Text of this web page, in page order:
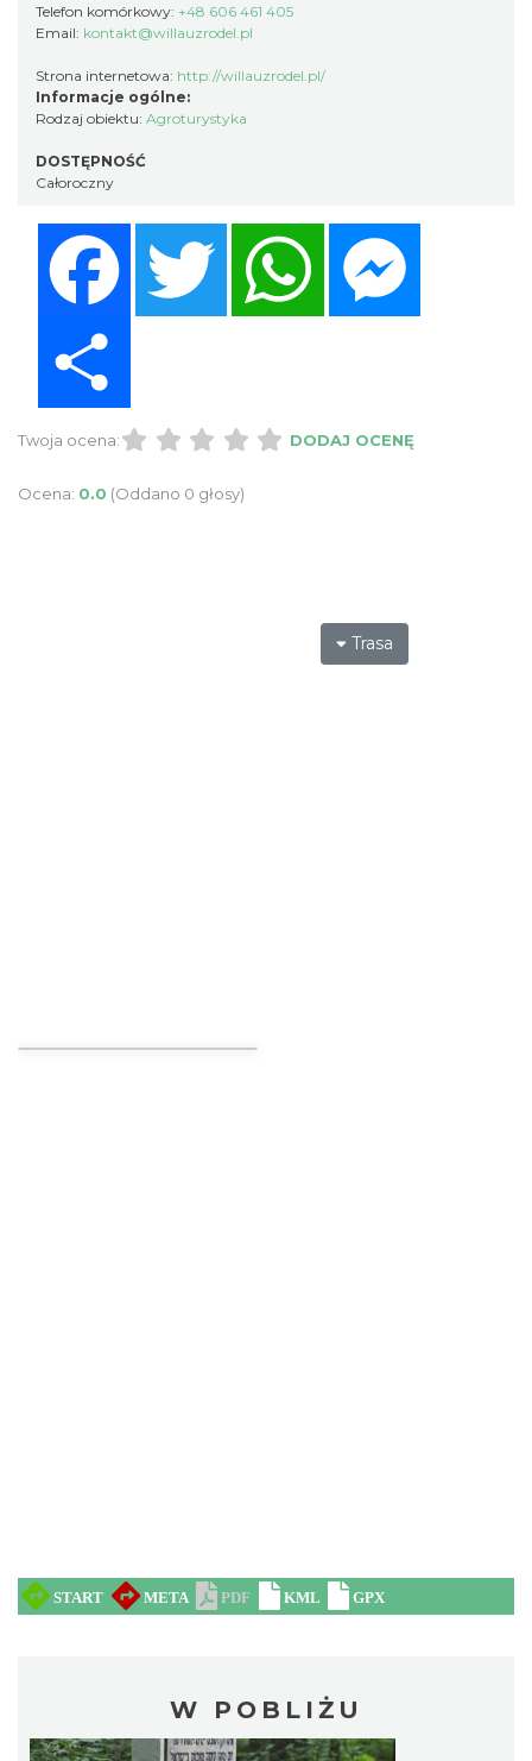
Telefon komórkowy: +48 606 461 405
Email: kontakt@willauzrodel.pl
Strona internetowa: http://willauzrodel.pl/
Informacje ogólne:
Rodzaj obiektu: Agroturystyka
DOSTĘPNOŚĆ
Całoroczny
Twitter WhatsApp
Twoja ocena: DODAJ OCENĘ
Ocena: 0.0 (Oddano 0 głosy)
Trasa
W POBLIŻU